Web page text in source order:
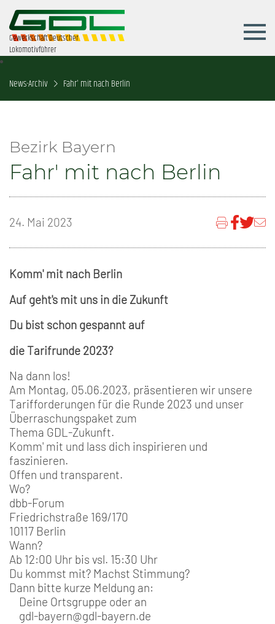
Gewerkschaft Deutscher
Lokomotivführer
News-Archiv Fahr' mit nach Berlin
Bezirk Bayern
Fahr' mit nach Berlin
24. Mai 2023
Komm' mit nach Berlin
Auf geht's mit uns in die Zukunft
Du bist schon gespannt auf
die Tarifrunde 2023?
Na dann los!
Am Montag, 05.06.2023, präsentieren wir unsere
Tarifforderungen für die Runde 2023 und unser
Überraschungspaket zum
Thema GDL-Zukunft.
Komm' mit und lass dich inspirieren und
faszinieren.
Offen und transparent.
Wo?
dbb-Forum
Friedrichstraße 169/170
10117 Berlin
Wann?
Ab 12:00 Uhr bis vsl. 15:30 Uhr
Du kommst mit? Machst Stimmung?
Dann bitte kurze Meldung an:
Deine Ortsgruppe oder an
gdl-bayern@gdl-bayern.de